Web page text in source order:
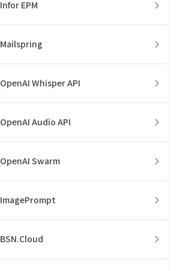
Infor EPM
Mailspring
OpenAI Whisper API
OpenAI Audio API
OpenAI Swarm
ImagePrompt
BSN.Cloud